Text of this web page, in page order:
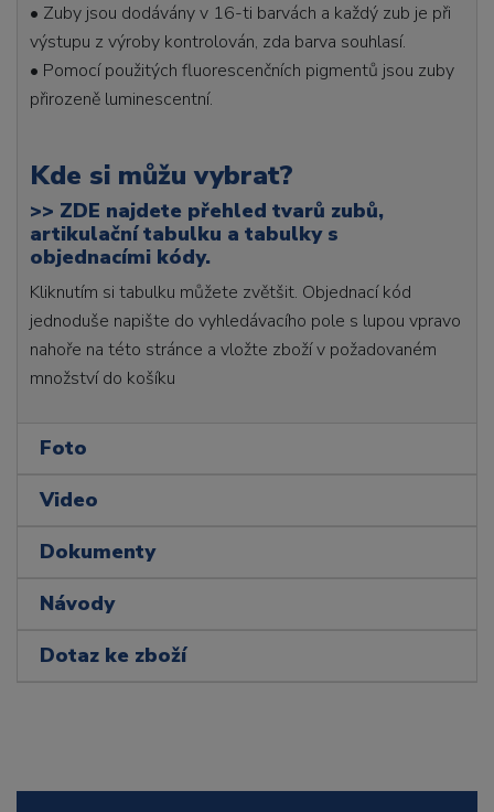
• Zuby jsou dodávány v 16-ti barvách a každý zub je při
výstupu z výroby kontrolován, zda barva souhlasí.
• Pomocí použitých fluorescenčních pigmentů jsou zuby
přirozeně luminescentní.
Kde si můžu vybrat?
>> ZDE najdete přehled tvarů zubů,
artikulační tabulku a tabulky s
objednacími kódy.
Kliknutím si tabulku můžete zvětšit. Objednací kód
jednoduše napište do vyhledávacího pole s lupou vpravo
nahoře na této stránce a vložte zboží v požadovaném
množství do košíku
Foto
Video
Dokumenty
Návody
Dotaz ke zboží